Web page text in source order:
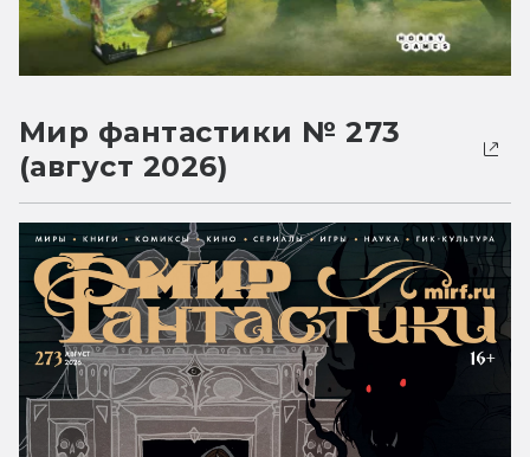
Мир фантастики № 273
(август 2026)